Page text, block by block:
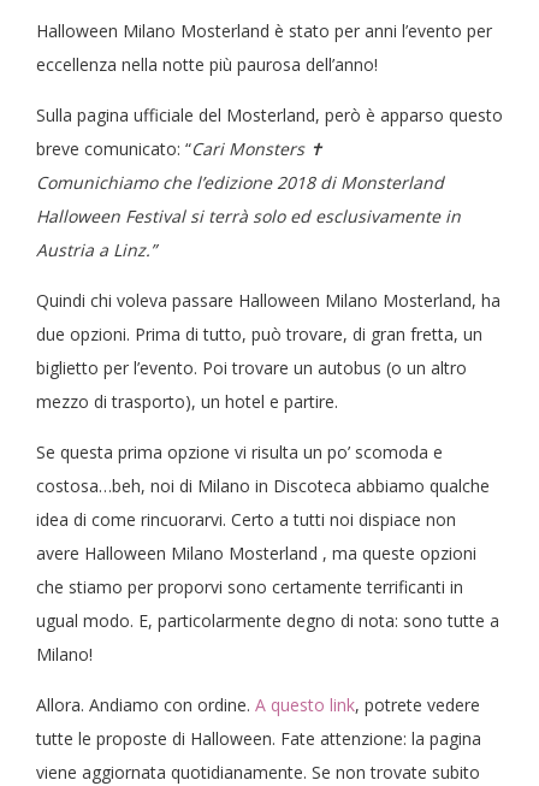
Halloween Milano Mosterland è stato per anni l’evento per
eccellenza nella notte più paurosa dell’anno!
Sulla pagina ufficiale del Mosterland, però è apparso questo
breve comunicato: “Cari Monsters ✝
Comunichiamo che l’edizione 2018 di Monsterland
Halloween Festival si terrà solo ed esclusivamente in
Austria a Linz.”
Quindi chi voleva passare Halloween Milano Mosterland, ha
due opzioni. Prima di tutto, può trovare, di gran fretta, un
biglietto per l’evento. Poi trovare un autobus (o un altro
mezzo di trasporto), un hotel e partire.
Se questa prima opzione vi risulta un po’ scomoda e
costosa…beh, noi di Milano in Discoteca abbiamo qualche
idea di come rincuorarvi. Certo a tutti noi dispiace non
avere Halloween Milano Mosterland , ma queste opzioni
che stiamo per proporvi sono certamente terrificanti in
ugual modo. E, particolarmente degno di nota: sono tutte a
Milano!
Allora. Andiamo con ordine. A questo link, potrete vedere
tutte le proposte di Halloween. Fate attenzione: la pagina
viene aggiornata quotidianamente. Se non trovate subito